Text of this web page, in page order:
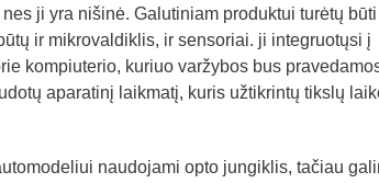
ji yra nišinė. Galutiniam produktui turėtų būti
ir mikrovaldiklis, ir sensoriai. ji integruotųsi į
kompiuterio, kuriuo varžybos bus
aparatinį laikmatį, kuris užtikrintų tikslų
naudojami opto jungiklis, tačiau